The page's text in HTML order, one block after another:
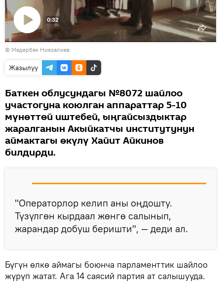
Видеону
көрсөтүү
0:32
© Медербек Ниязалиев
Жазылуу
Баткен облусундагы №8072 шайлоо
участогуна коюлган аппараттар 5-10
мүнөттөй иштебей, ыңгайсыздыктар
жаралганын Акыйкатчы институтунун
аймактагы өкүлү Хайит Айкинов
билдирди.
"Операторлор келип аны оңдошту.
Түзүлгөн кырдаал жөнгө салынып,
жарандар добуш беришти", — деди ал.
Бүгүн өлкө аймагы боюнча парламенттик шайлоо
жүрүп жатат. Ага 14 саясий партия ат салышууда.